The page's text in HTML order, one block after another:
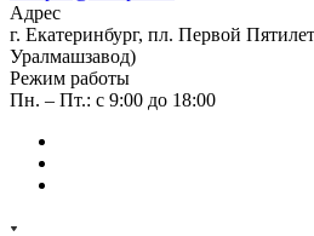
Адрес
г. Екатеринбург, пл. Первой
Уралмашзавод)
Режим работы
Пн. – Пт.: с 9:00 до 18:00